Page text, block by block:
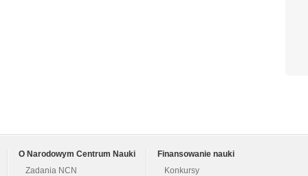
O Narodowym Centrum Nauki
Zadania NCN
Finansowanie nauki
Konkursy